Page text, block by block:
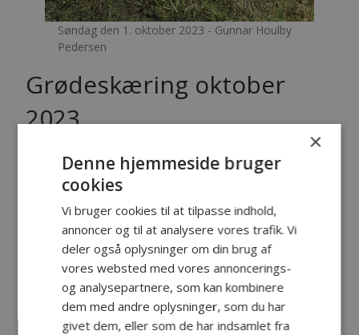
Søndag den 1. oktober 2023 - Gunnar Houlby
Pedersen
Grødeskæring oktober
2023
Hede Danmark meddeler, at der skæres grøde i
uge 40 i Storå fra Vandkraftsøen til overløbet ved
Vængerne.
Desuden skæres der også i Råsted Lilleå samt
Vegen Å.
×
Denne hjemmeside bruger
cookies
Vi bruger cookies til at tilpasse indhold,
annoncer og til at analysere vores trafik. Vi
deler også oplysninger om din brug af
vores websted med vores annoncerings-
og analysepartnere, som kan kombinere
dem med andre oplysninger, som du har
givet dem, eller som de har indsamlet fra